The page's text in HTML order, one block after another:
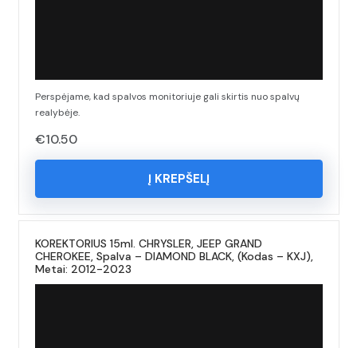
Perspėjame, kad spalvos monitoriuje gali skirtis nuo spalvų
realybėje.
€10.50
Į KREPŠELĮ
KOREKTORIUS 15ml. CHRYSLER, JEEP GRAND
CHEROKEE, Spalva – DIAMOND BLACK, (Kodas – KXJ),
Metai: 2012-2023